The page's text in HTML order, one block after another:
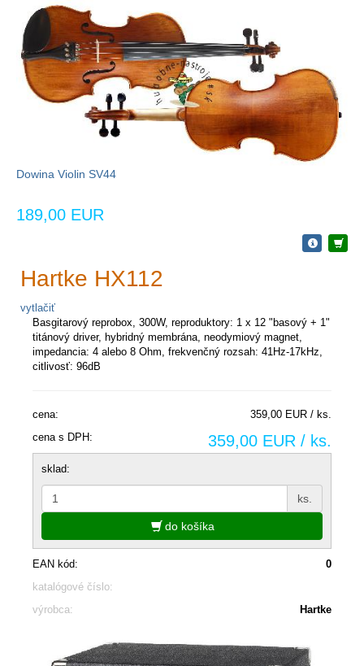
Dowina Violin SV44
189,00 EUR
Hartke HX112
vytlačiť
Basgitarový reprobox, 300W, reproduktory: 1 x 12 "basový + 1"
titánový driver, hybridný membrána, neodymiový magnet,
impedancia: 4 alebo 8 Ohm, frekvenčný rozsah: 41Hz-17kHz,
citlivosť: 96dB
cena:
359,00 EUR / ks.
cena s DPH:
359,00 EUR / ks.
sklad:
ks.
do košíka
EAN kód:
0
katalógové číslo:
výrobca:
Hartke